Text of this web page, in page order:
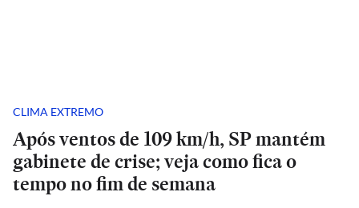
CLIMA EXTREMO
Após ventos de 109 km/h, SP mantém
gabinete de crise; veja como fica o
tempo no fim de semana